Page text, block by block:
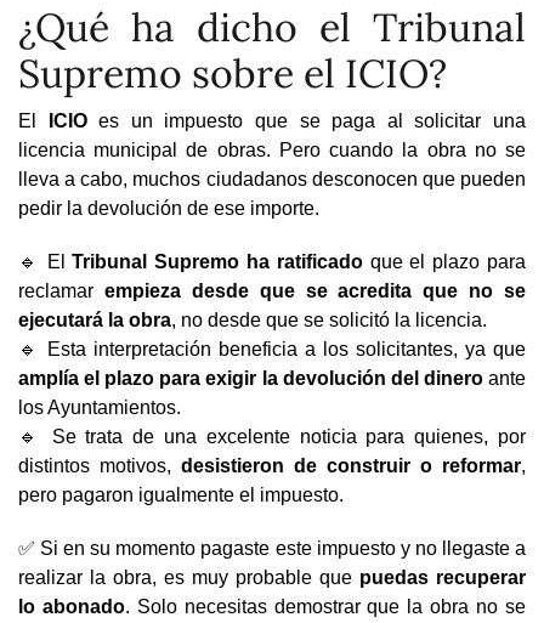
¿Qué ha dicho el Tribunal
Supremo sobre el ICIO?
El ICIOes un impuesto que se paga al solicitar una
licencia municipal de obras. Pero cuando la obra no se
lleva a cabo, muchos ciudadanos desconocen que pueden
pedir la devolución de ese importe.
🔹 ElTribunal Supremo ha ratificadoque el plazo para
reclamar empieza desde que se acredita que no se
ejecutará la obra, no desde que se solicitó la licencia.
🔹 Esta interpretación beneficia a los solicitantes, ya que
amplía el plazo para exigir la devolución del dineroante
los Ayuntamientos.
🔹 Se trata de una excelente noticia para quienes, por
distintos motivos, desistieron de construir o reformar,
pero pagaron igualmente el impuesto.
✅ Si en su momento pagaste este impuesto y no llegaste a
realizar la obra, es muy probable que puedas recuperar
lo abonado. Solo necesitas demostrar que la obra no se